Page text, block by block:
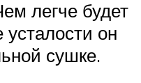
легче будет
усталости он
сушке.